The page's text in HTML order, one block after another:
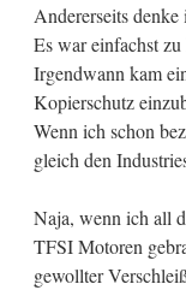
Andererseits denke
Es war einfachst
Irgendwann kam
Kopierschutz
Wenn ich schon
gleich den
Naja, wenn ich all
TFSI Motoren
gewollter